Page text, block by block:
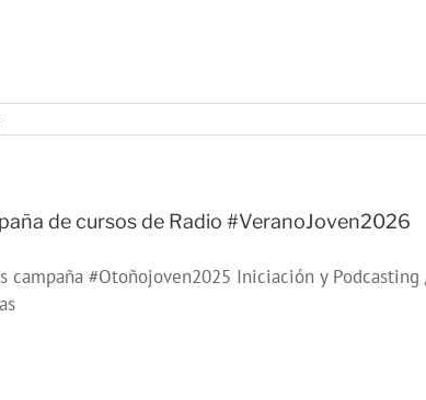
en
Campaña
Radio
#OtoñoJoven2026
de cursos de Radio #VeranoJoven2026
campaña #Otoñojoven2025 Iniciación y